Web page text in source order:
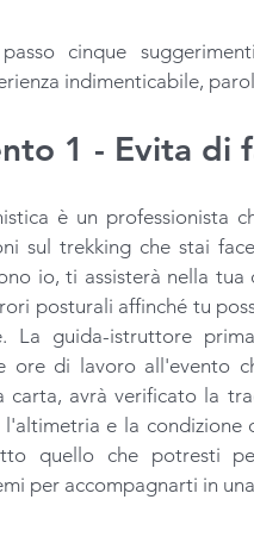
cinque
indimenticabile,
1 - Evita di
è un professionista
sul trekking che stai
io, ti assisterà nella
posturali affinché tu
La guida-istruttore
ore di lavoro all'evento
carta, avrà verificato la
e la condizione
quello che potresti
per accompagnarti in